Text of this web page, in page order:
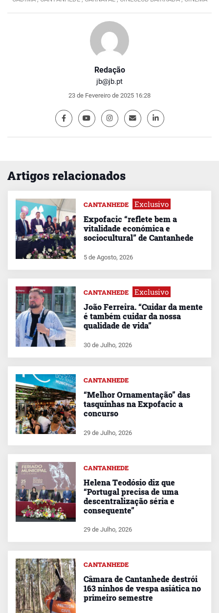
Redação
jb@jb.pt
23 de Fevereiro de 2025 16:28
Artigos relacionados
CANTANHEDE Exclusivo
Expofacic “reflete bem a
vitalidade económica e
sociocultural” de Cantanhede
5 de Agosto, 2026
CANTANHEDE Exclusivo
João Ferreira. “Cuidar da mente
é também cuidar da nossa
qualidade de vida”
30 de Julho, 2026
CANTANHEDE
“Melhor Ornamentação” das
tasquinhas na Expofacic a
concurso
29 de Julho, 2026
CANTANHEDE
Helena Teodósio diz que
“Portugal precisa de uma
descentralização séria e
consequente”
29 de Julho, 2026
CANTANHEDE
Câmara de Cantanhede destrói
163 ninhos de vespa asiática no
primeiro semestre